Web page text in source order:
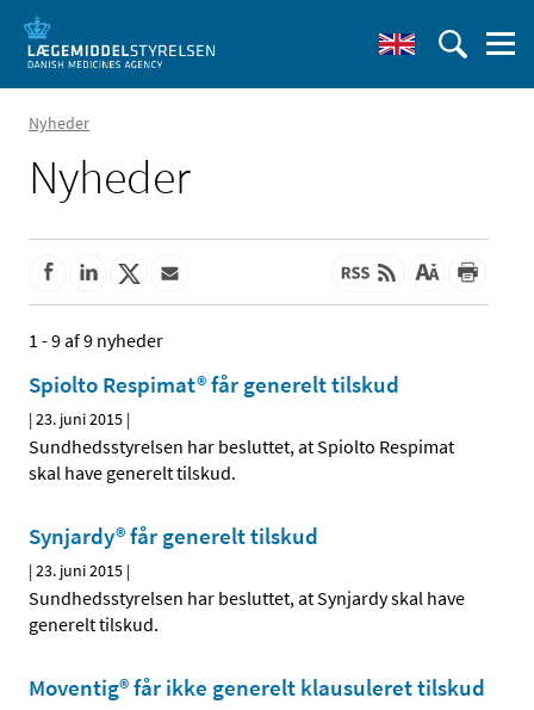
Nyheder
Nyheder
1 - 9 af 9 nyheder
Spiolto Respimat® får generelt tilskud
|23. juni 2015 |
Sundhedsstyrelsen har besluttet, at Spiolto Respimat
skal have generelt tilskud.
Synjardy® får generelt tilskud
|23. juni 2015 |
Sundhedsstyrelsen har besluttet, at Synjardy skal have
generelt tilskud.
Moventig® får ikke generelt klausuleret tilskud